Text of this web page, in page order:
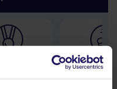
30 lat w